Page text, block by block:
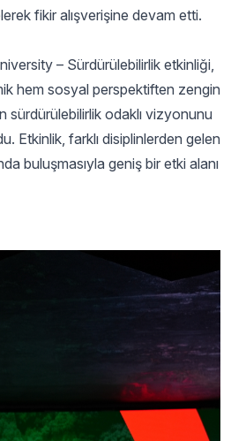
fikir alışverişine devam etti.
– Sürdürülebilirlik etkinliği,
hem sosyal perspektiften zengin
sürdürülebilirlik odaklı vizyonunu
Etkinlik, farklı disiplinlerden gelen
buluşmasıyla geniş bir etki alanı